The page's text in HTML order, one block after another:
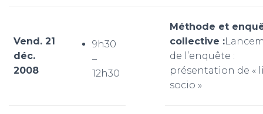
Vend. 21
déc.
2008
9h30
–
12h30
Méthode et
collective :
de l’enquête :
présentation de «
socio »